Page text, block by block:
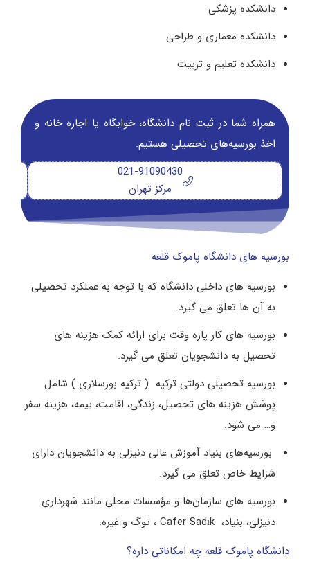
دانشکده پزشکی
دانشکده معماری و طراحی
دانشکده تعلیم و تربیت
همراه شما در ثبت نام دانشگاه‌، خوابگاه یا اجاره خانه و
اخذ بورسیه‌های تحصیلی هستیم.
021-91090430
مرکز تهران
بورسیه های دانشگاه پاموک قلعه
بورسیه های داخلی دانشگاه که با توجه به عملکرد تحصیلی
به آن ها تعلق می گیرد.
بورسیه های کار پاره وقت برای ارائه کمک هزینه های
تحصیل به دانشجویان تعلق می گیرد.
بورسیه تحصیلی دولتی ترکیه ( ترکیه بورسلاری ) شامل
پوشش هزینه های تحصیل، زندگی، اقامت، بیمه، هزینه سفر
و… می شود.
بورسیه‌های بنیاد آموزش عالی دنیزلی به دانشجویان دارای
شرایط خاص تعلق می گیرد.
بورسیه‌ های سازمان‌ها و مؤسسات محلی مانند شهرداری
دنیزلی، بنیاد، Cafer Sadık ، توگ و غیره.
دانشگاه پاموک قلعه چه امکاناتی داره؟